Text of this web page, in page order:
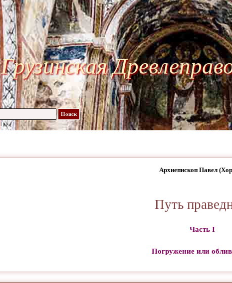
Грузинская
Поиск
Архиепископ Павел
Путь
Часть I
Погружение или